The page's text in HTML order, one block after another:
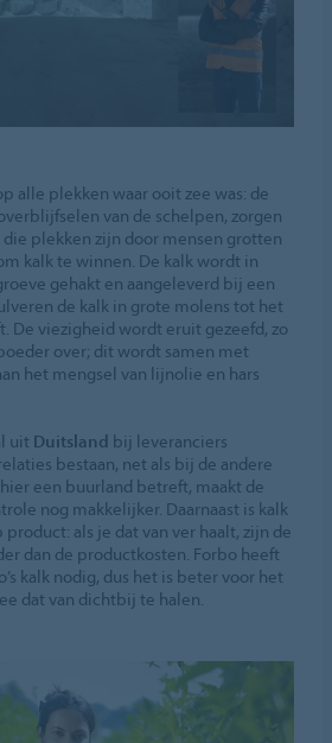
alle plekken waar ooit zee was: de
van de schelpen, zorgen
plekken zijn door mensen grotten
kalk te winnen. De kalk wordt in
gehakt en aangeleverd bij een
de kalk in grote molens tot het
De viezigheid wordt eruit gezeefd, zo
over; dit wordt samen met
het mengsel van lijnolie en hars
uit Duitsland bij leveranciers
bestaan, net als bij de andere
een buurland betreft, maakt de
nog makkelijker. Daarnaast is kalk
als je dat van ver haalt, zijn de
dan de productkosten. Forbo heeft
kalk nodig, dus het is beter voor het
dat van dichtbij te halen.